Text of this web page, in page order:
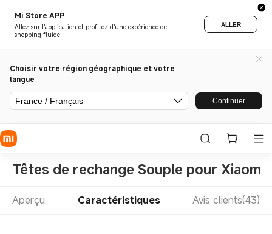
Mi Store APP
Allez sur l'application et profitez d'une expérience de
shopping fluide.
ALLER
Choisir votre région géographique et votre
langue
France / Français Continuer
Têtes de rechange Souple pour
Aperçu Caractéristiques Avis clients(43)